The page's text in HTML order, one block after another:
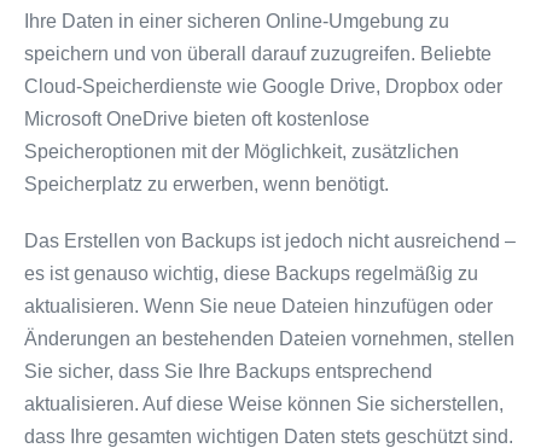
Ihre Daten in einer sicheren Online-Umgebung zu
speichern und von überall darauf zuzugreifen. Beliebte
Cloud-Speicherdienste wie Google Drive, Dropbox oder
Microsoft OneDrive bieten oft kostenlose
Speicheroptionen mit der Möglichkeit, zusätzlichen
Speicherplatz zu erwerben, wenn benötigt.
Das Erstellen von Backups ist jedoch nicht ausreichend –
es ist genauso wichtig, diese Backups regelmäßig zu
aktualisieren. Wenn Sie neue Dateien hinzufügen oder
Änderungen an bestehenden Dateien vornehmen, stellen
Sie sicher, dass Sie Ihre Backups entsprechend
aktualisieren. Auf diese Weise können Sie sicherstellen,
dass Ihre gesamten wichtigen Daten stets geschützt sind.